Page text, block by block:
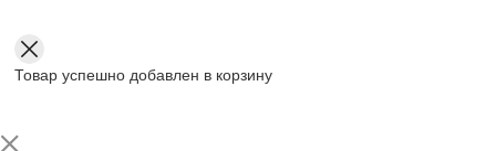
Товар успешно добавлен в корзину